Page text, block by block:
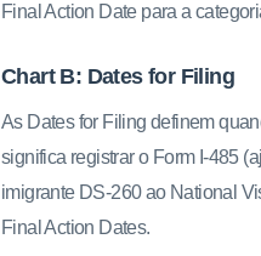
Final Action Date para a
Chart B: Dates for Filing
As Dates for Filing definem
significa registrar o Form I-485
imigrante DS-260 ao National
Final Action Dates.